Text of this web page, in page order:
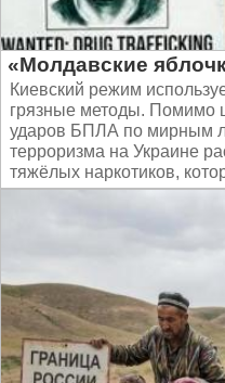
«Молдавские
Киевский режим
грязные методы. Помимо
ударов БПЛА по мирным
терроризма на Украине
тяжёлых наркотиков,